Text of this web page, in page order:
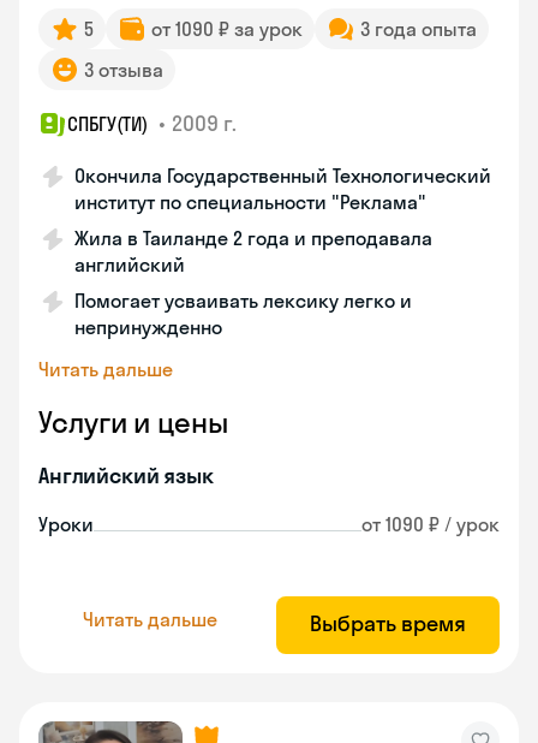
5 от 1090 ₽ за урок
3 года опыта
3 отзыва
СПБГУ(ТИ) • 2009 г.
Окончила Государственный Технологический
институт по специальности "Реклама"
Жила в Таиланде 2 года и преподавала
английский
Помогает усваивать лексику легко и
непринужденно
Читать дальше
Услуги и цены
Английский язык
Уроки от 1090 ₽ / урок
Читать дальше Выбрать время